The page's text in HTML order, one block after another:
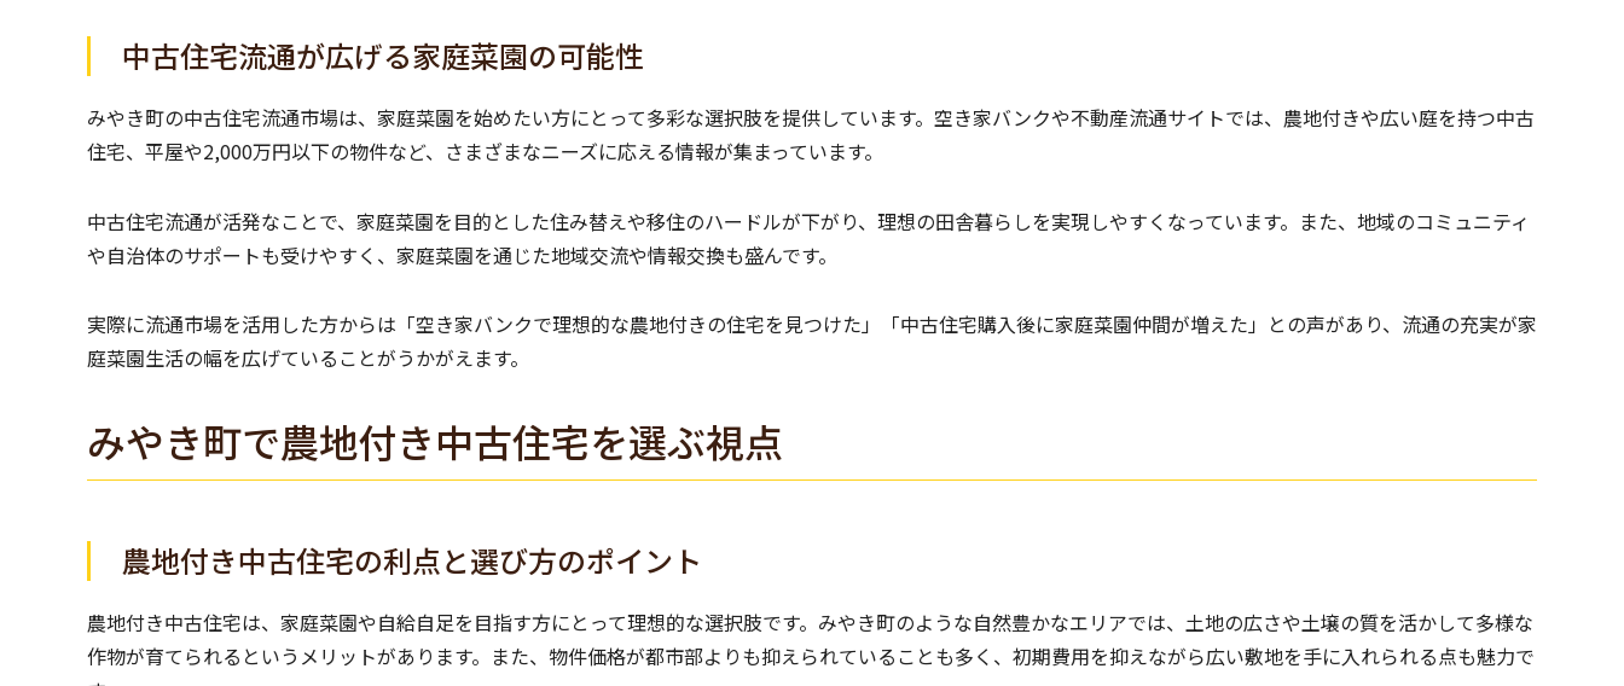
中古住宅流通が広げる家庭菜園の可能性
みやき町の中古住宅流通市場は、家庭菜園を始めたい方にとって多彩な選択肢を提供しています。空き家バンクや不動産流通サイトでは、農地付きや広い庭を持つ中古
住宅、平屋や2,000万円以下の物件など、さまざまなニーズに応える情報が集まっています。
中古住宅流通が活発なことで、家庭菜園を目的とした住み替えや移住のハードルが下がり、理想の田舎暮らしを実現しやすくなっています。また、地域のコミュニティ
や自治体のサポートも受けやすく、家庭菜園を通じた地域交流や情報交換も盛んです。
実際に流通市場を活用した方からは「空き家バンクで理想的な農地付きの住宅を見つけた」「中古住宅購入後に家庭菜園仲間が増えた」との声があり、流通の充実が家
庭菜園生活の幅を広げていることがうかがえます。
みやき町で農地付き中古住宅を選ぶ視点
農地付き中古住宅の利点と選び方のポイント
農地付き中古住宅は、家庭菜園や自給自足を目指す方にとって理想的な選択肢です。みやき町のような自然豊かなエリアでは、土地の広さや土壌の質を活かして多様な
作物が育てられるというメリットがあります。また、物件価格が都市部よりも抑えられていることも多く、初期費用を抑えながら広い敷地を手に入れられる点も魅力で